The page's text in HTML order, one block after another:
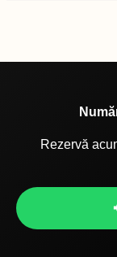
Rezervă